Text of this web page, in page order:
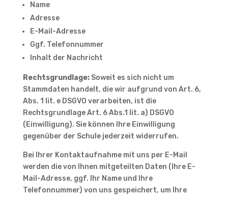
Name
Adresse
E-Mail-Adresse
Ggf. Telefonnummer
Inhalt der Nachricht
Rechtsgrundlage:Soweit es sich nicht um
Stammdaten handelt, die wir aufgrund von Art. 6,
Abs. 1 lit. e DSGVO verarbeiten, ist die
Rechtsgrundlage Art. 6 Abs.1 lit. a) DSGVO
(Einwilligung). Sie können Ihre Einwilligung
gegenüber der Schule jederzeit widerrufen.
Bei Ihrer Kontaktaufnahme mit uns per E-Mail
werden die von Ihnen mitgeteilten Daten (Ihre E-
Mail-Adresse, ggf. Ihr Name und Ihre
Telefonnummer) von uns gespeichert, um Ihre